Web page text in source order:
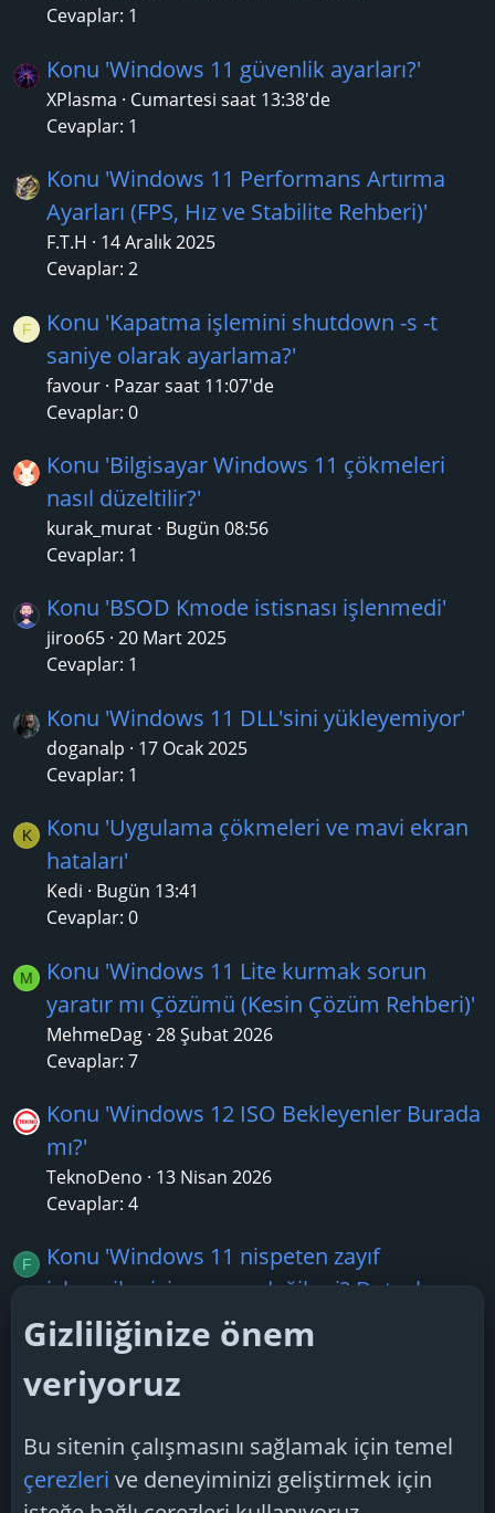
Cevaplar: 1
Konu 'Windows 11 güvenlik ayarları?'
XPlasma
Cumartesi saat 13:38'de
Cevaplar: 1
Konu 'Windows 11 Performans Artırma
Ayarları (FPS, Hız ve Stabilite Rehberi)'
F.T.H
14 Aralık 2025
Cevaplar: 2
F
Konu 'Kapatma işlemini shutdown -s -t
saniye olarak ayarlama?'
favour Pazar saat 11:07'de
Cevaplar: 0
Konu 'Bilgisayar Windows 11 çökmeleri
nasıl düzeltilir?'
kurak_murat Bugün 08:56
Cevaplar: 1
Konu 'BSOD Kmode istisnası işlenmedi'
jiroo65 20 Mart 2025
Cevaplar: 1
Konu 'Windows 11 DLL'sini yükleyemiyor'
doganalp
17 Ocak 2025
Cevaplar: 1
K
Konu 'Uygulama çökmeleri ve mavi ekran
hataları'
Kedi
Bugün 13:41
Cevaplar: 0
M
Konu 'Windows 11 Lite kurmak sorun
yaratır mı Çözümü (Kesin Çözüm Rehberi)'
MehmeDag 28 Şubat 2026
Cevaplar: 7
Konu 'Windows 12 ISO Bekleyenler Burada
mı?'
TeknoDeno
13 Nisan 2026
Cevaplar: 4
F
Konu 'Windows 11 nispeten zayıf
işlemciler için uygun değil mi? Detaylı
Cevap ve Öneriler'
febboi 20 Ekim 2025
Cevaplar: 2
W Konu 'Windows 11 Performansı?'
26 Temmuz 2026
Cevaplar: 1
Gizliliğinize önem
veriyoruz
Bu sitenin çalışmasını sağlamak için temel
çerezleri ve deneyiminizi geliştirmek için